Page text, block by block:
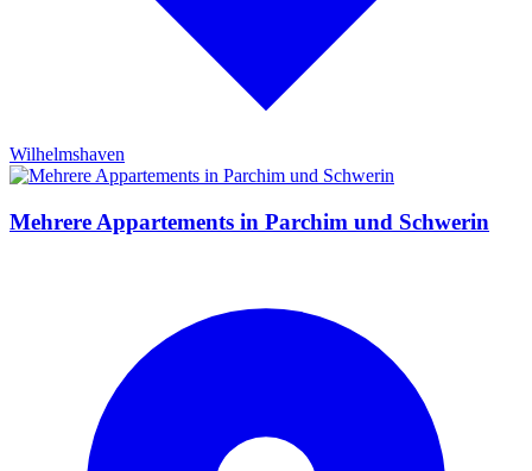
Wilhelmshaven
Mehrere Appartements in Parchim und Schwerin